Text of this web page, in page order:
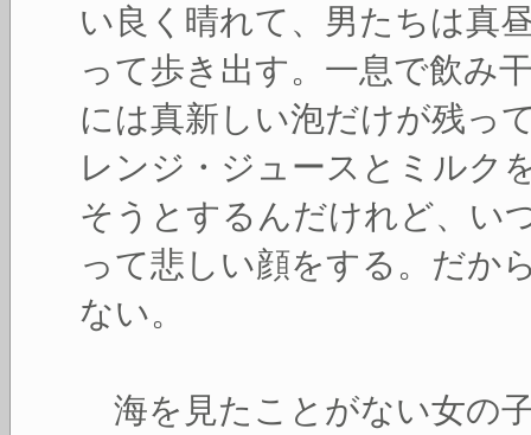
い良く晴れて、男たちは真
って歩き出す。一息で飲み
には真新しい泡だけが残っ
レンジ・ジュースとミルク
そうとするんだけれど、い
って悲しい顔をする。だか
ない。
海を見たことがない女の